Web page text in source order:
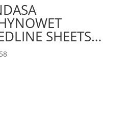
SHEETS…